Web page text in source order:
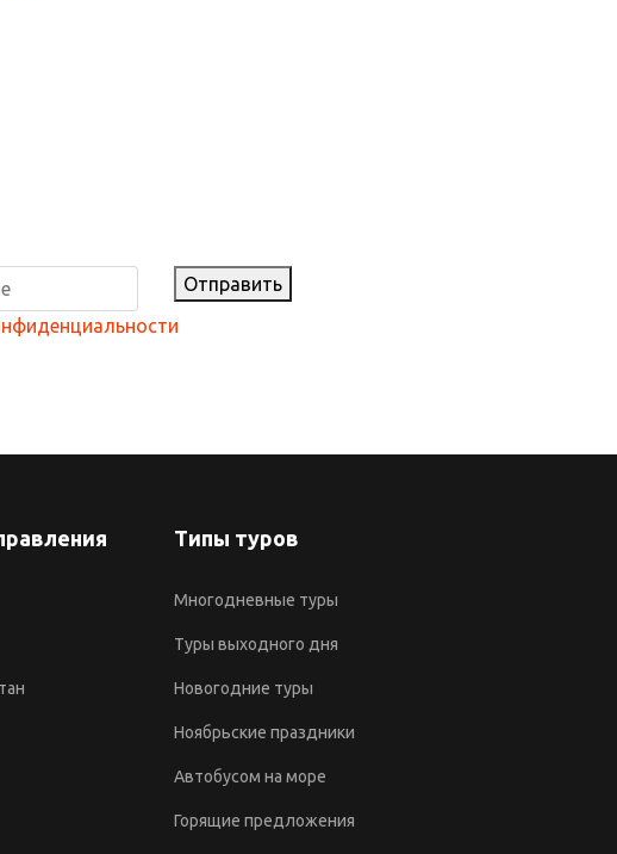
Отправить
Типы туров
Многодневные туры
Туры выходного дня
Новогодние туры
Ноябрьские праздники
Автобусом на море
Горящие предложения